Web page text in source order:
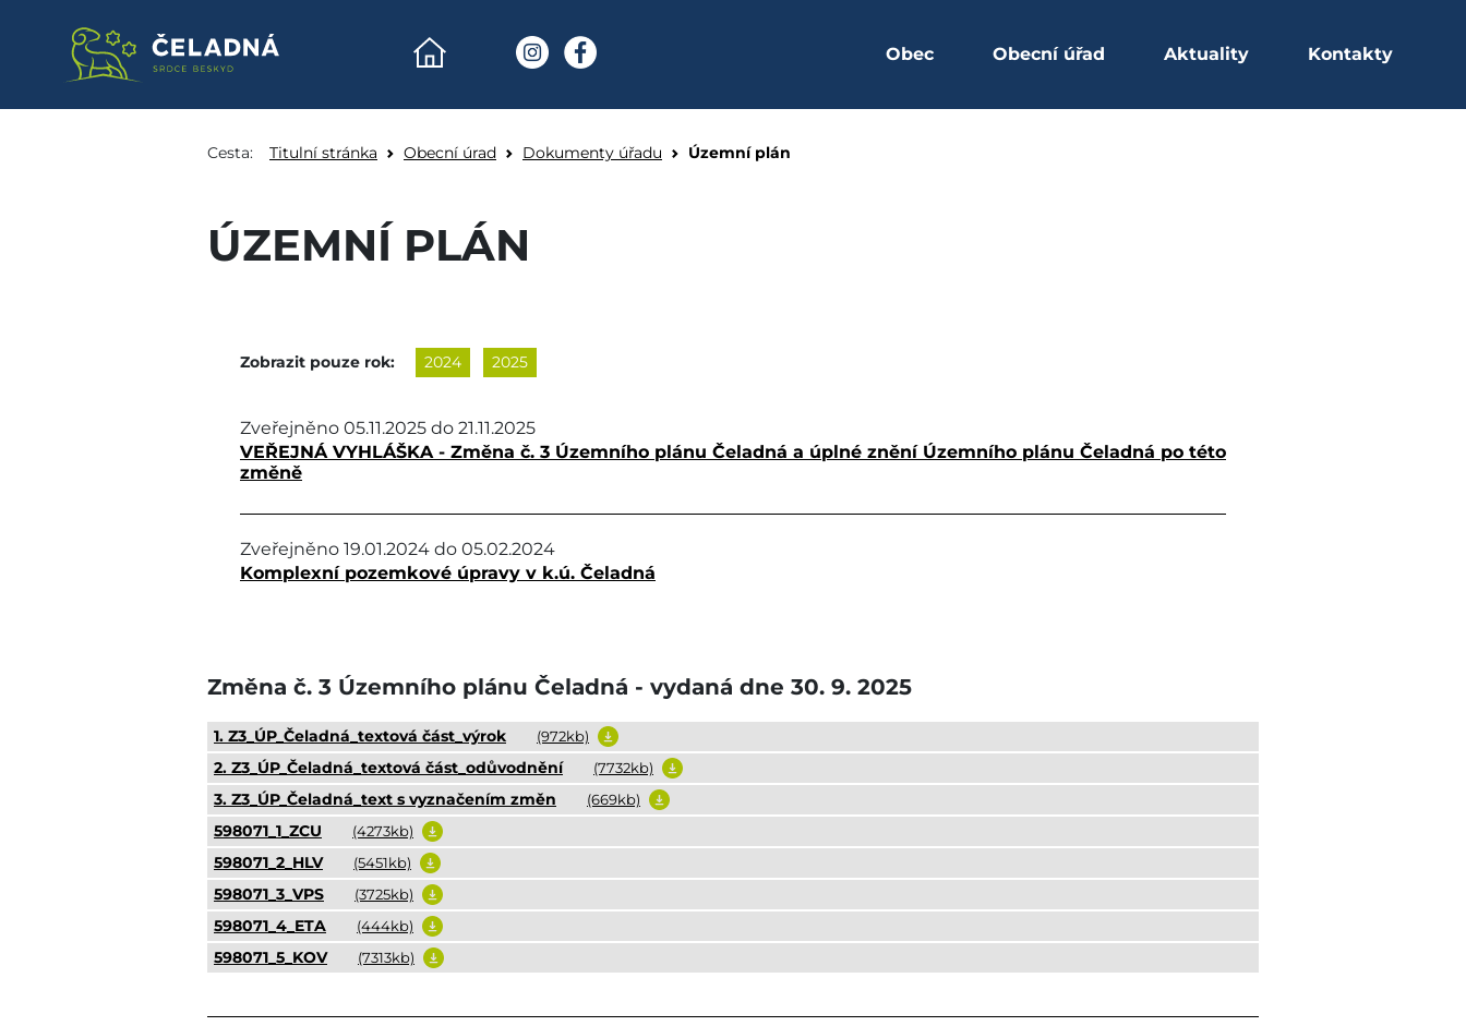
Územní plán - Obec Čeladná
Obec Obecní úřad Aktuality Kontakty
Cesta: Titulní stránka Obecní úrad Dokumenty úřadu Územní plán
ÚZEMNÍ PLÁN
Zobrazit pouze rok: 2024 2025
Zveřejněno 05.11.2025 do 21.11.2025
VEŘEJNÁ VYHLÁŠKA - Změna č. 3 Územního plánu Čeladná a úplné znění Územního plánu Čeladná po této
změně
Zveřejněno 19.01.2024 do 05.02.2024
Komplexní pozemkové úpravy v k.ú. Čeladná
Změna č. 3 Územního plánu Čeladná - vydaná dne 30. 9. 2025
1. Z3_ÚP_Čeladná_textová část_výrok (972kb)
2. Z3_ÚP_Čeladná_textová část_odůvodnění (7732kb)
3. Z3_ÚP_Čeladná_text s vyznačením změn (669kb)
598071_1_ZCU (4273kb)
598071_2_HLV (5451kb)
598071_3_VPS (3725kb)
598071_4_ETA (444kb)
598071_5_KOV (7313kb)